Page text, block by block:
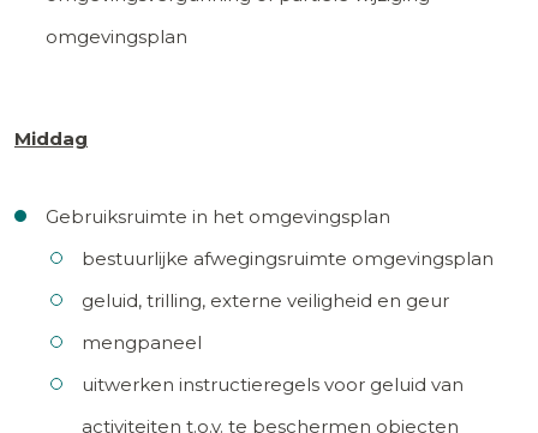
omgevingsplan
Middag
Gebruiksruimte in het omgevingsplan
bestuurlijke afwegingsruimte omgevingsplan
geluid, trilling, externe veiligheid en geur
mengpaneel
uitwerken instructieregels voor geluid van
activiteiten t.o.v. te beschermen objecten